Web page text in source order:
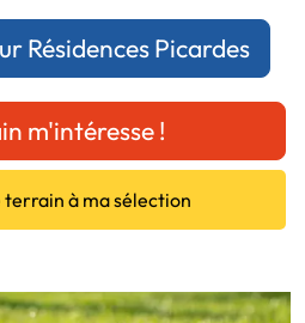
Résidences Picardes
m'intéresse !
à ma sélection